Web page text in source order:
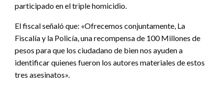
participado en el triple homicidio.
El fiscal señaló que: «Ofrecemos conjuntamente, La
Fiscalía y la Policía, una recompensa de 100 Millones de
pesos para que los ciudadano de bien nos ayuden a
identificar quienes fueron los autores materiales de estos
tres asesinatos».